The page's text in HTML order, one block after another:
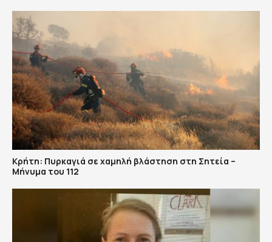
Κρήτη: Πυρκαγιά σε χαμηλή βλάστηση στη Σητεία –
Μήνυμα του 112